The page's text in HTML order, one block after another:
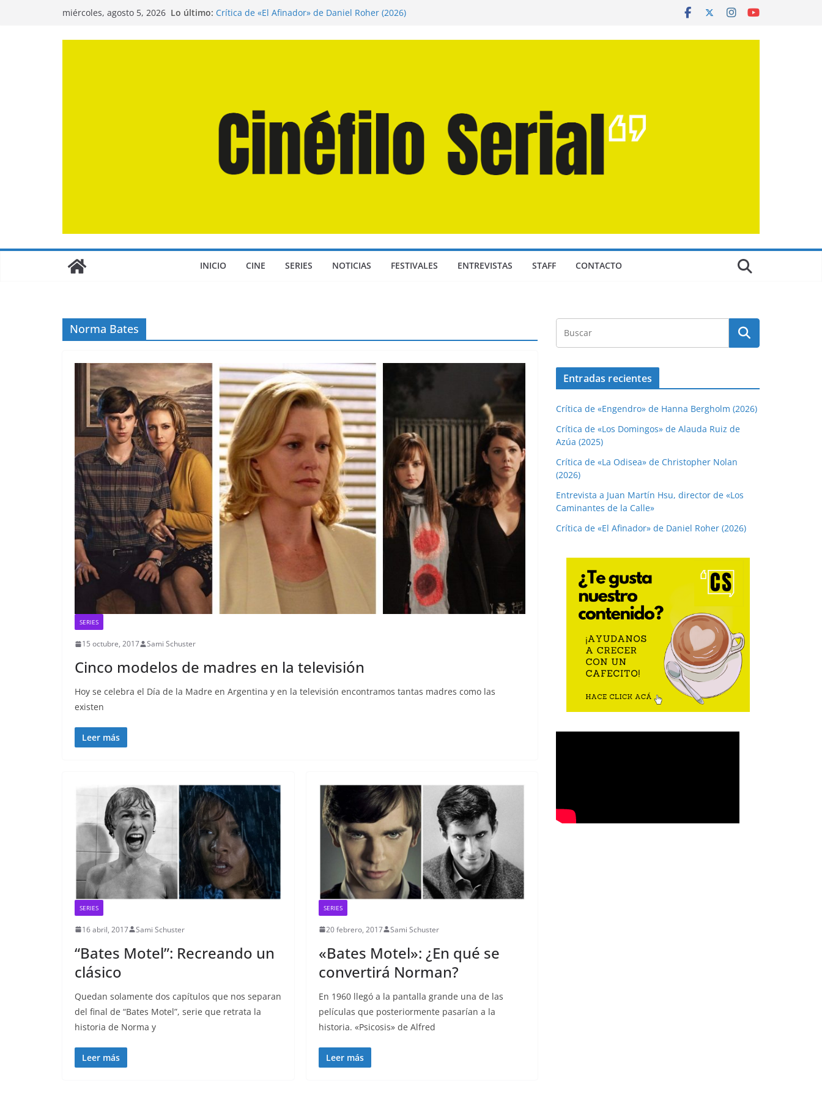
miércoles, agosto 5, 2026 Lo último: Crítica de «El Afinador» de Daniel Roher (2026)
INICIO CINE SERIES NOTICIAS FESTIVALES ENTREVISTAS STAFF CONTACTO
Norma Bates
SERIES
15 octubre, 2017 Sami Schuster
Cinco modelos de madres en la televisión
Hoy se celebra el Día de la Madre en Argentina y en la televisión encontramos tantas madres como las
existen
Leer más
SERIES
16 abril, 2017 Sami Schuster
“Bates Motel”: Recreando un
clásico
Quedan solamente dos capítulos que nos separan
del final de “Bates Motel”, serie que retrata la
historia de Norma y
Leer más
SERIES
20 febrero, 2017 Sami Schuster
«Bates Motel»: ¿En qué se
convertirá Norman?
En 1960 llegó a la pantalla grande una de las
películas que posteriormente pasarían a la
historia. «Psicosis» de Alfred
Leer más
Entradas recientes
Crítica de «Engendro» de Hanna Bergholm (2026)
Crítica de «Los Domingos» de Alauda Ruiz de
Azúa (2025)
Crítica de «La Odisea» de Christopher Nolan
(2026)
Entrevista a Juan Martín Hsu, director de «Los
Caminantes de la Calle»
Crítica de «El Afinador» de Daniel Roher (2026)